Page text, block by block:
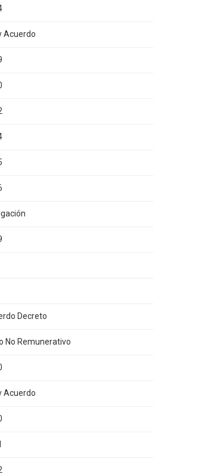
Acuerdo
Decreto
No Remunerativo
Acuerdo